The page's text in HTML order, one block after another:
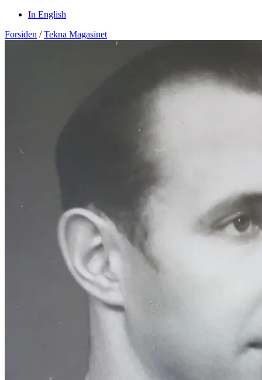
In English
Forsiden / Tekna Magasinet